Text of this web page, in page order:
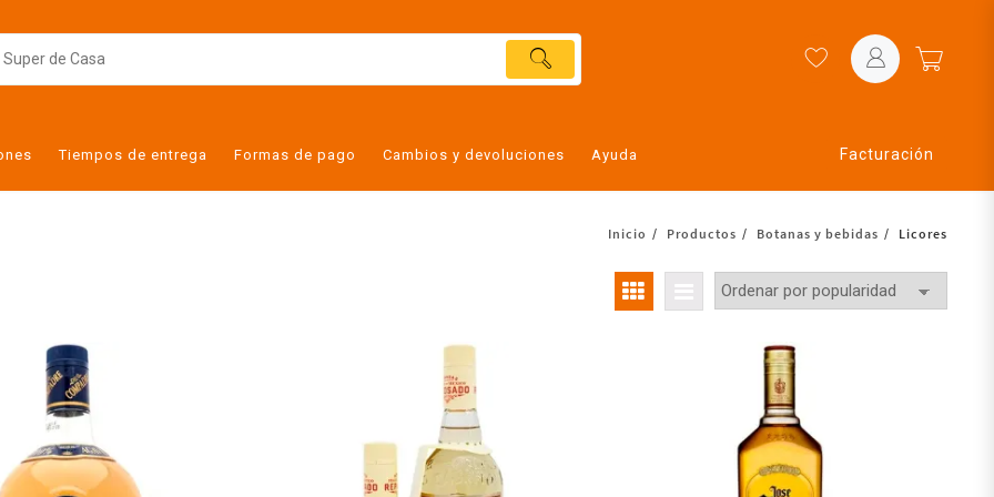
Tiempos de entrega Formas de pago Cambios y devoluciones Ayuda Facturación
Inicio Productos Botanas y bebidas Licores